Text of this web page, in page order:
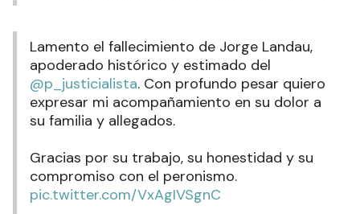
Lamento el fallecimiento de Jorge Landau,
apoderado histórico y estimado del
@p_justicialista. Con profundo pesar quiero
expresar mi acompañamiento en su dolor a
su familia y allegados.
Gracias por su trabajo, su honestidad y su
compromiso con el peronismo.
pic.twitter.com/VxAgIVSgnC